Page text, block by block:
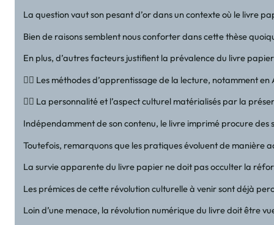
La question vaut son pesant d’or dans un contexte où le livre
Bien de raisons semblent nous conforter dans cette thèse
En plus, d’autres facteurs justifient la prévalence du livre
👉🏻 Les méthodes d’apprentissage de la lecture, notamment
👉🏻 La personnalité et l’aspect culturel matérialisés par la
Indépendamment de son contenu, le livre imprimé procure
Toutefois, remarquons que les pratiques évoluent de manière
La survie apparente du livre papier ne doit pas occulter la
Les prémices de cette révolution culturelle à venir sont déjà
Loin d’une menace, la révolution numérique du livre doit être